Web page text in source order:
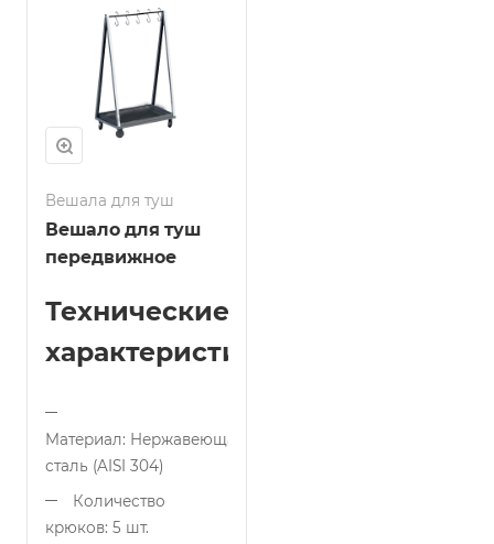
Высота
вешала: 1800 мм
(оптимальная для
работы)
Вешала для туш
Вешало для туш
передвижное
Технические
характеристики:
Материал: Нержавеющая
сталь (AISI 304)
Количество
крюков: 5 шт.